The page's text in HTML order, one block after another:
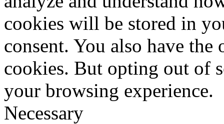
cookies will be stored in
consent. You also have
cookies. But opting out of
your browsing experience.
Necessary